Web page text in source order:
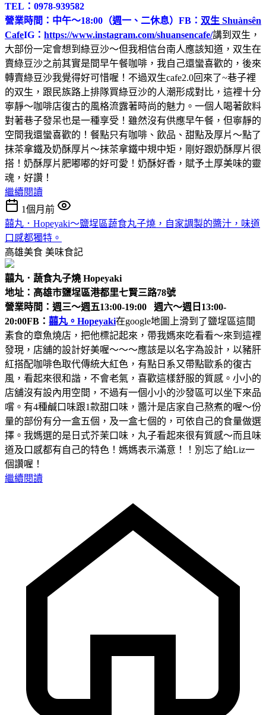
TEL：0978-939582
營業時間：中午～18:00（週一、二休息） FB： 双生 Shuànsên
CafeIG： https://www.instagram.com/shuansencafe/講到双生，
大部份一定會想到綠豆沙～但我相信台南人應該知道，双生在
賣綠豆沙之前其實是間早午餐咖啡，我自己還蠻喜歡的，後來
轉賣綠豆沙我覺得好可惜喔！不過双生cafe2.0回來了~巷子裡
的双生，跟民族路上排隊買綠豆沙的人潮形成對比，這裡十分
寧靜～咖啡店復古的風格流露著時尚的魅力。一個人喝著飲料
對著巷子發呆也是一種享受！雖然沒有供應早午餐，但寧靜的
空間我還蠻喜歡的！餐點只有咖啡、飲品、甜點及厚片～點了
抹茶拿鐵及奶酥厚片～抹茶拿鐵中規中矩，剛好跟奶酥厚片很
搭！奶酥厚片肥嘟嘟的好可愛！奶酥好香，賦予土厚美味的靈
魂，好讚！
繼續閱讀
1個月前
囍丸．Hopeyaki～鹽埕區蔬食丸子燒，自家調製的醬汁，味道
口感都獨特。
高雄美食 美味食記
囍丸．蔬食丸子燒 Hopeyaki
地址：高雄市鹽埕區港都里七賢三路78號
營業時間：週三～週五13:00-19:00 週六～週日13:00-
20:00FB： 囍丸。Hopeyaki在google地圖上滑到了鹽埕區這間
素食的章魚燒店，把他標記起來，帶我媽來吃看看～來到這裡
發現，店舖的設計好美喔～～～應該是以名字為設計，以豬肝
紅搭配咖啡色取代傳統大紅色，有點日系又帶點歐系的復古
風，看起來很和諧，不會老氣，喜歡這樣舒服的質感。小小的
店舖沒有設內用空間，不過有一個小小的沙發區可以坐下來品
嚐。有4種鹹口味跟1款甜口味，醬汁是店家自己熬煮的喔～份
量的部份有分一盒五個，及一盒七個的，可依自己的食量做選
擇。我媽選的是日式芥茉口味，丸子看起來很有質感～而且味
道及口感都有自己的特色！媽媽表示滿意！！別忘了給Liz一
個讚喔！
繼續閱讀